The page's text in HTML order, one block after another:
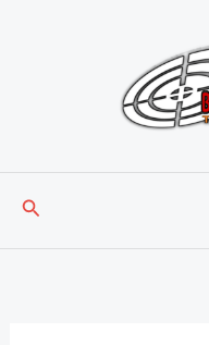
Cari